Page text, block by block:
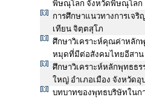
พิษณุโลก จังหวัดพิษณุโลก
การศึกษาแนวทางการเจ
เทียน จิตฺตสุโภ
ศึกษาวิเคราะห์คุณค่าหลัก
หมุดที่มีต่อสังคมไทยอีสาน
ศึกษาวิเคราะห์หลักพุทธธ
ใหญ่ อำเภอเมือง จังหวัดอุ
บทบาทของพุทธบริษัทในก